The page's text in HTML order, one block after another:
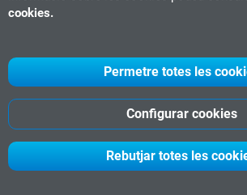
cookies.
Rebutjar totes les
Configurar cookies
Permetre totes les
#Urbanisme & Smart Mobility
#Eficiència
Data d'inici:23-09-2026
avançades com Lane Patrol i RideSafeUM